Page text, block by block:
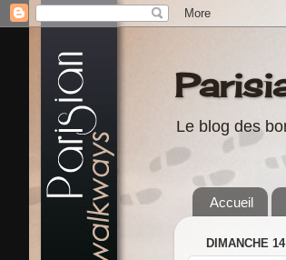
Le blog des
Accueil
DIMANCHE